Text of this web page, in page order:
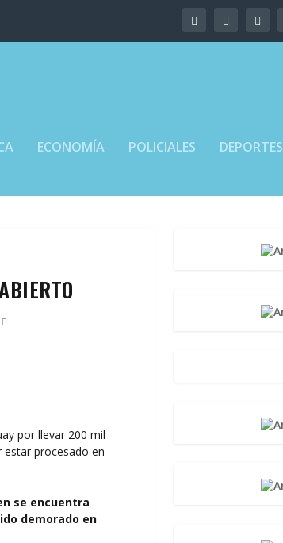
ECONOMÍA POLICIALES DEPORTES
por llevar 200 mil
procesado en
se encuentra
demorado en